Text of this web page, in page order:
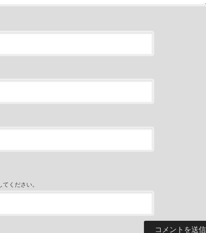
ください。